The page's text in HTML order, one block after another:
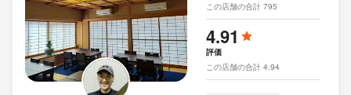
この店舗の合計 795
4.91
評価
この店舗の合計 4.94